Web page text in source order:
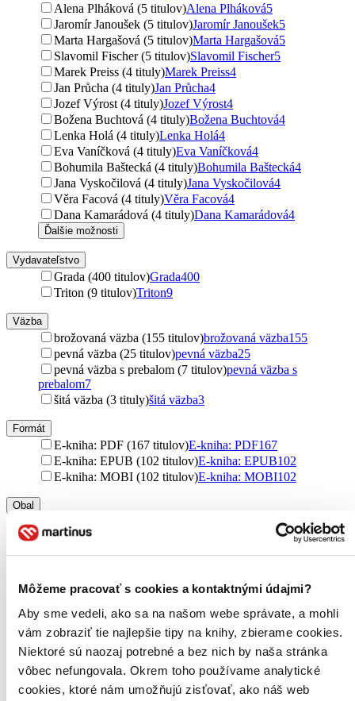
Môžeme pracovať s cookies a kontaktnými údajmi?
Aby sme vedeli, ako sa na našom webe správate, a mohli
vám zobraziť tie najlepšie tipy na knihy, zbierame cookies.
Niektoré sú naozaj potrebné a bez nich by naša stránka
vôbec nefungovala. Okrem toho používame analytické
cookies, ktoré nám umožňujú zisťovať, ako náš web
Alena Plháková (5 titulov)Alena Plháková5
Jaromír Janoušek (5 titulov)Jaromír Janoušek5
Marta Hargašová (5 titulov)Marta Hargašová5
Slavomil Fischer (5 titulov)Slavomil Fischer5
Marek Preiss (4 tituly)Marek Preiss4
Jan Průcha (4 tituly)Jan Průcha4
Jozef Výrost (4 tituly)Jozef Výrost4
Božena Buchtová (4 tituly)Božena Buchtová4
Lenka Holá (4 tituly)Lenka Holá4
Eva Vaníčková (4 tituly)Eva Vaníčková4
Bohumila Baštecká (4 tituly)Bohumila Baštecká4
Jana Vyskočilová (4 tituly)Jana Vyskočilová4
Věra Facová (4 tituly)Věra Facová4
Dana Kamarádová (4 tituly)Dana Kamarádová4
Ďalšie možnosti
Vydavateľstvo
Grada (400 titulov)Grada400
Triton (9 titulov)Triton9
Väzba
brožovaná väzba (155 titulov)brožovaná väzba155
pevná väzba (25 titulov)pevná väzba25
pevná väzba s prebalom (7 titulov)pevná väzba s
prebalom7
šitá väzba (3 tituly)šitá väzba3
Formát
E-kniha: PDF (167 titulov)E-kniha: PDF167
E-kniha: EPUB (102 titulov)E-kniha: EPUB102
E-kniha: MOBI (102 titulov)E-kniha: MOBI102
Obal
Zoradiť
Bestsellery
Top hodnotené
Novinky